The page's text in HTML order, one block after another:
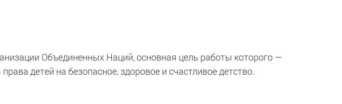
Объединенных Наций, основная цель работы которого —
детей на безопасное, здоровое и счастливое детство.